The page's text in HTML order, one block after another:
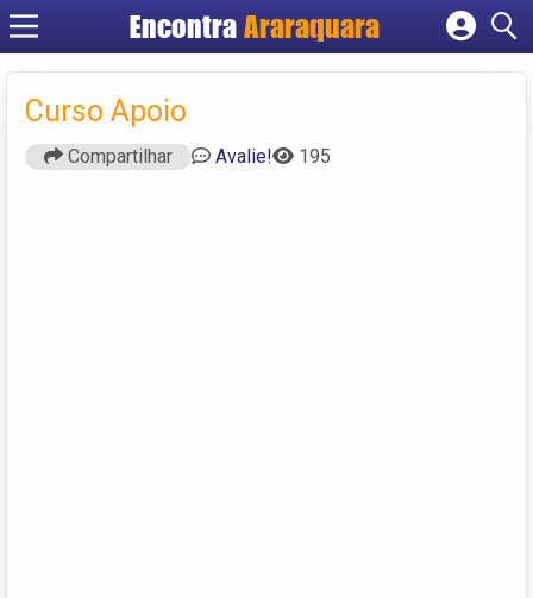
EncontraAraraquara
Cadastrar empresa
Curso Apoio
Compartilhar Avalie! 195